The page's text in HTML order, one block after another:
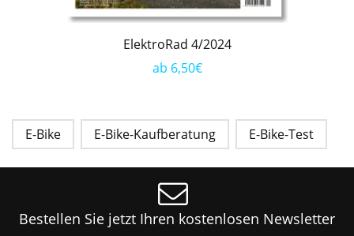
ElektroRad 4/2024
ab 6,50€
E-Bike E-Bike-Kaufberatung E-Bike-Test
Bestellen Sie jetzt Ihren kostenlosen Newsletter